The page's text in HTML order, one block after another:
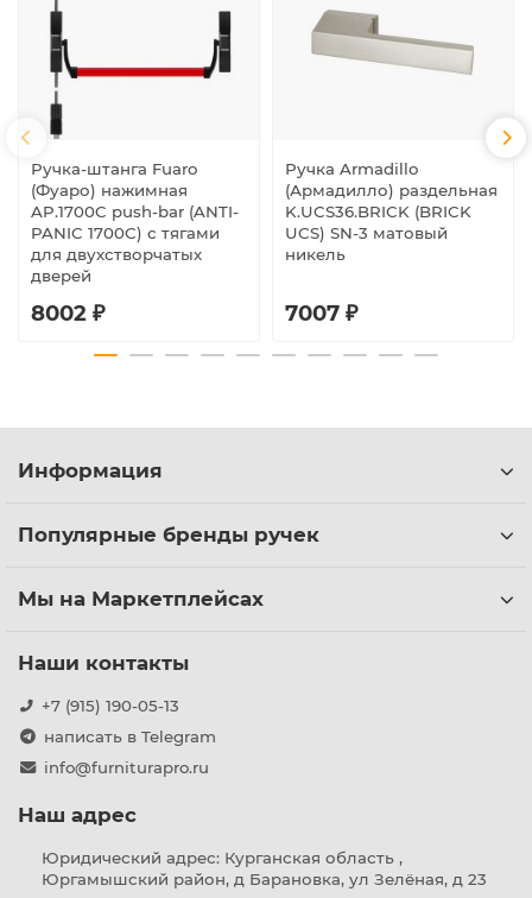
Ручка-штанга Fuaro
(Фуаро) нажимная
AP.1700C push-bar (ANTI-
PANIC 1700С) с тягами
для двухстворчатых
дверей
8002 ₽
Ручка Armadillo
(Армадилло) раздельная
K.UCS36.BRICK (BRICK
UCS) SN-3 матовый
никель
7007 ₽
Информация
Популярные бренды ручек
Мы на Маркетплейсах
Наши контакты
+7 (915) 190-05-13
написать в Telegram
info@furniturapro.ru
Наш адрес
Юридический адрес: Курганская область ,
Юргамышский район, д Барановка, ул Зелёная, д 23